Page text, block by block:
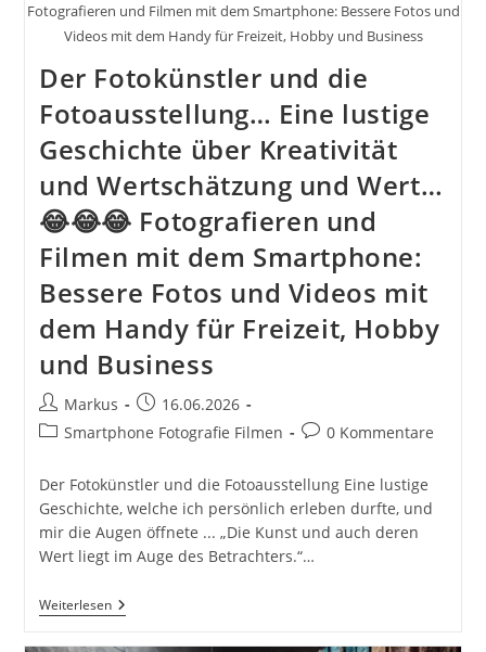
Fotografieren und Filmen mit dem Smartphone: Bessere Fotos und
Videos mit dem Handy für Freizeit, Hobby und Business
Der Fotokünstler und die
Fotoausstellung… Eine lustige
Geschichte über Kreativität
und Wertschätzung und Wert…
😂😂😂 Fotografieren und
Filmen mit dem Smartphone:
Bessere Fotos und Videos mit
dem Handy für Freizeit, Hobby
und Business
Beitrags-
Autor:
Markus
Beitrag
veröffentlicht:
16.06.2026
Beitrags-
Smartphone Fotografie Filmen
Beitrags-
0 Kommentare
Der Fotokünstler und die Fotoausstellung Eine lustige
Geschichte, welche ich persönlich erleben durfte, und
mir die Augen öffnete ... „Die Kunst und auch deren
Wert liegt im Auge des Betrachters.“…
WeiterlesenDer
Fotokünstler